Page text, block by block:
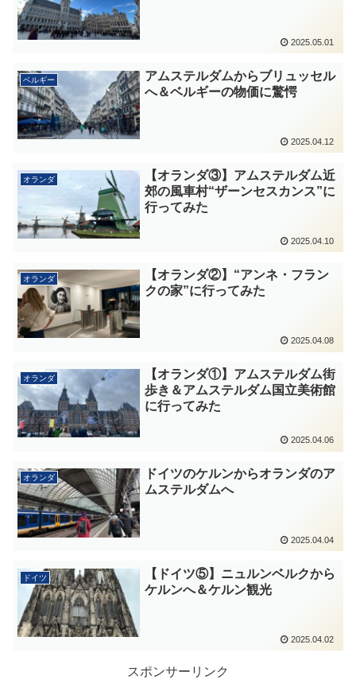
2025.05.01
ベルギー
アムステルダムからブリュッセル
へ＆ベルギーの物価に驚愕
2025.04.12
オランダ
【オランダ③】アムステルダム近
郊の風車村“ザーンセスカンス”に
行ってみた
2025.04.10
オランダ
【オランダ②】“アンネ・フラン
クの家”に行ってみた
2025.04.08
オランダ
【オランダ①】アムステルダム街
歩き＆アムステルダム国立美術館
に行ってみた
2025.04.06
オランダ
ドイツのケルンからオランダのア
ムステルダムへ
2025.04.04
ドイツ
【ドイツ⑤】ニュルンベルクから
ケルンへ＆ケルン観光
2025.04.02
スポンサーリンク